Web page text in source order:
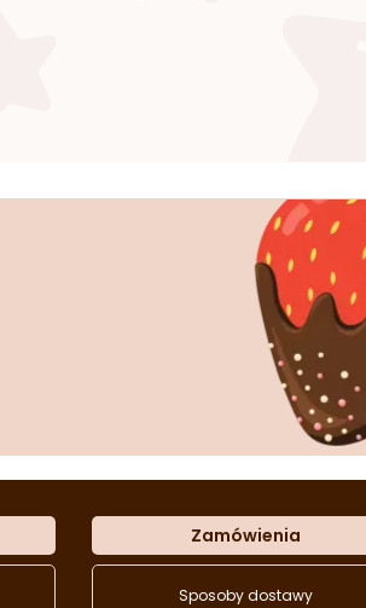
Zamówienia
Sposoby dostawy